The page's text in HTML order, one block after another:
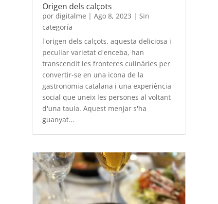
Origen dels calçots
pordigitalme |Ago 8, 2023 | Sin
categoría
l'origen dels calçots, aquesta deliciosa i
peculiar varietat d'enceba, han
transcendit les fronteres culinàries per
convertir-se en una icona de la
gastronomia catalana i una experiència
social que uneix les persones al voltant
d'una taula. Aquest menjar s'ha
guanyat...